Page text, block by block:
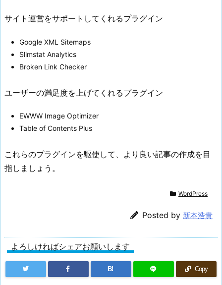
サイト運営をサポートしてくれるプラグイン
Google XML Sitemaps
Slimstat Analytics
Broken Link Checker
ユーザーの満足度を上げてくれるプラグイン
EWWW Image Optimizer
Table of Contents Plus
これらのプラグインを駆使して、より良い記事の作成を目
指しましょう。
WordPress
Posted by 新本浩貴
よろしければシェアお願いします
B! Copy